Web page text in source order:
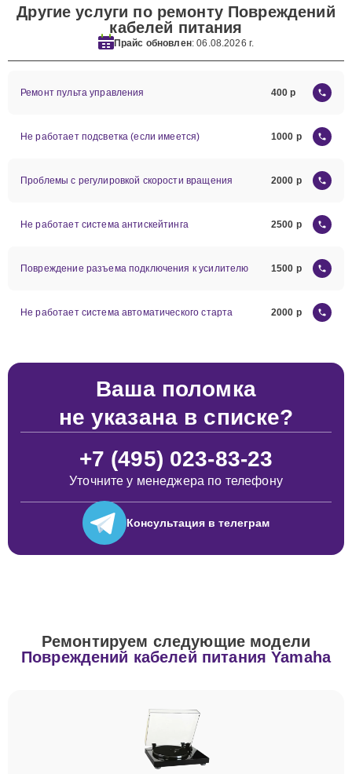
Другие услуги по ремонту Повреждений
кабелей питания
Прайс обновлен: 06.08.2026 г.
Ремонт пульта управления 400
Не работает подсветка (если имеется) 1000
Проблемы с регулировкой скорости вращения 2000
Не работает система антискейтинга 2500
Повреждение разъема подключения к усилителю 1500
Не работает система автоматического старта 2000
Ваша поломка
не указана в списке?
+7 (495) 023-83-23
Уточните у менеджера по телефону
Консультация в телеграм
Ремонтируем следующие модели
Повреждений кабелей питания Yamaha